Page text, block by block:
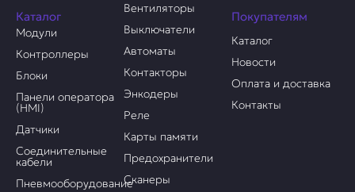
Каталог
Модули
Контроллеры
Блоки
Панели оператора
(HMI)
Датчики
Соединительные
кабели
Пневмооборудование
Вентиляторы
Выключатели
Автоматы
Контакторы
Энкодеры
Реле
Карты памяти
Предохранители
Сканеры
Покупателям
Каталог
Новости
Оплата и доставка
Контакты